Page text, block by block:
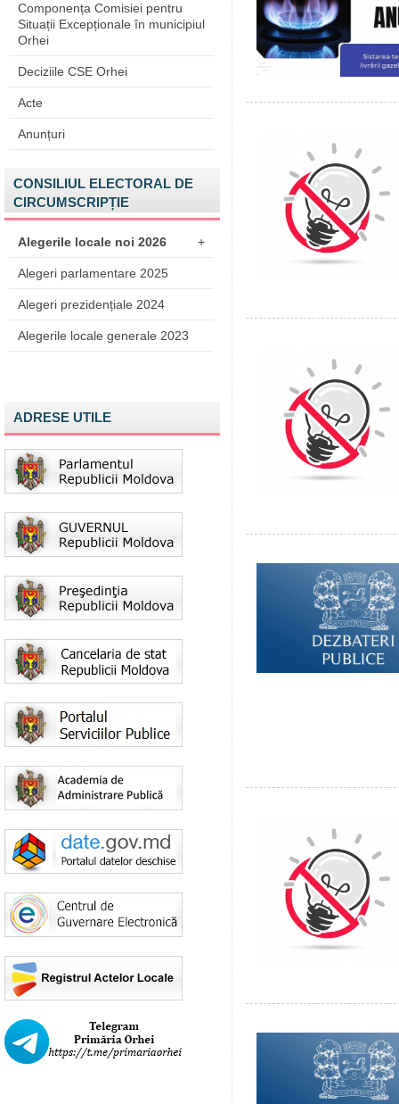
Componența Comisiei pentru
Situații Excepționale în municipiul
Orhei
Deciziile CSE Orhei
Acte
Anunțuri
CONSILIUL ELECTORAL DE
CIRCUMSCRIPȚIE
Alegerile locale noi 2026 +
Alegeri parlamentare 2025
Alegeri prezidențiale 2024
Alegerile locale generale 2023
ADRESE UTILE